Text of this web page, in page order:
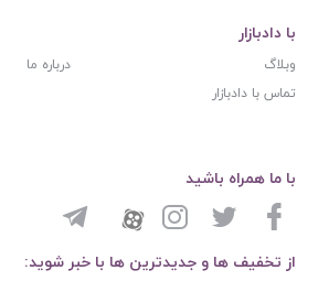
با دادبازار
وبلاگ
درباره ما
تماس با دادبازار
از تخفیف ها و جدیدترین ها با خبر شوید:
با ما همراه باشید